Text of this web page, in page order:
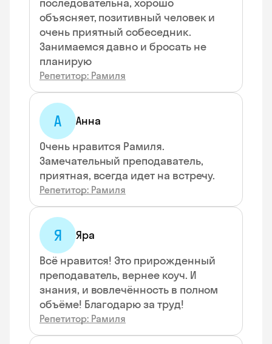
объясняет, позитивный человек и
очень приятный собеседник.
Занимаемся давно и бросать не
планирую
Репетитор: Рамиля
А
Анна
Очень нравится Рамиля.
Замечательный преподаватель,
приятная, всегда идет на встречу.
Репетитор: Рамиля
Я
Яра
Всё нравится! Это прирожденный
преподаватель, вернее коуч. И
знания, и вовлечённость в полном
объёме! Благодарю за труд!
Репетитор: Рамиля